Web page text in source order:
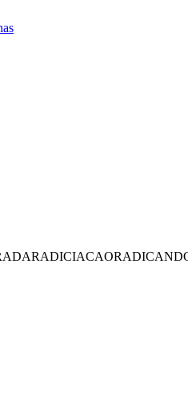
RADICIACAO